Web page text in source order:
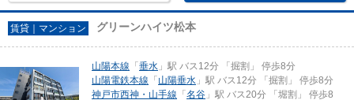
賃貸｜マンション グリーンハイツ松本
山陽本線 「 垂水 」駅 バス12分 「掘割」 停歩8分
山陽電鉄本線 「 山陽垂水 」駅 バス12分 「掘割」 停歩8分
神戸市西神・山手線 「 名谷 」駅 バス20分 「堀割」 停歩8